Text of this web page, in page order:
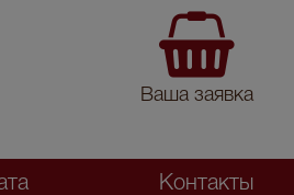
Ваша заявка
Контакты